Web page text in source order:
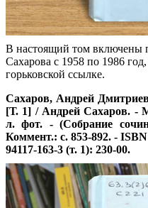
В настоящий том включены
Сахарова с 1958 по 1986
горьковской ссылке.
Сахаров, Андрей
[Т. 1] / Андрей Сахаров. -
л. фот. - (Собрание
Коммент.: с. 853-892. -
94117-163-3 (т. 1): 230-00.